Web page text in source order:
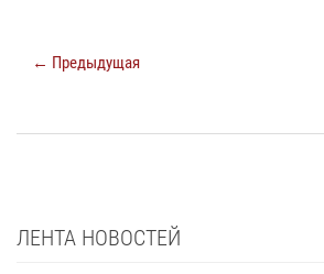
← Предыдущая
ЛЕНТА НОВОСТЕЙ